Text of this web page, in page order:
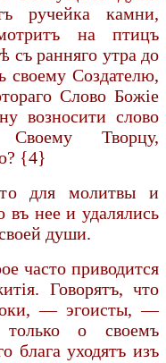
ручейка камни,
на птицъ
съ ранняго утра до
своему Создателю,
Слово Божіе
возносити слово
Творцу,
{4}
для молитвы и
въ нее и удалялись
души.
часто приводится
Говорятъ, что
— эгоисты, —
только о своемъ
блага уходятъ изъ